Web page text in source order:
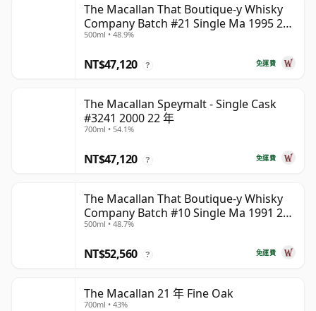
The Macallan That Boutique-y Whisky
Company Batch #21 Single Ma 1995 24
年
500ml • 48.9%
免運費
NT$47,120 ?
The Macallan Speymalt - Single Cask
#3241 2000 22 年
700ml • 54.1%
免運費
NT$47,120 ?
The Macallan That Boutique-y Whisky
Company Batch #10 Single Ma 1991 26
年
500ml • 48.7%
免運費
NT$52,560 ?
The Macallan 21 年 Fine Oak
700ml • 43%